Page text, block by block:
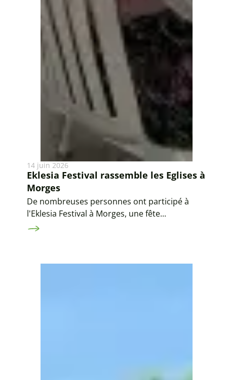
14 juin 2026
Eklesia Festival rassemble les Eglises à
Morges
De nombreuses personnes ont participé à
l'Eklesia Festival à Morges, une fête...